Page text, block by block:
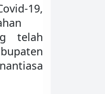
19,
telah